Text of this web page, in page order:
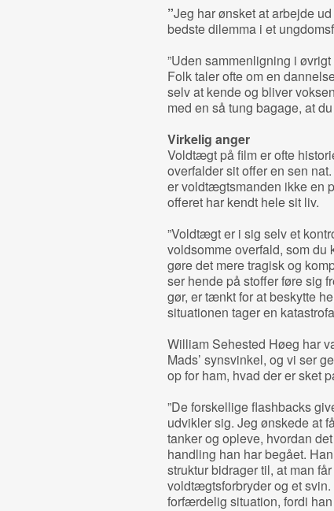
”Jeg har ønsket at arbejde
bedste dilemma i et
”Uden sammenligning i
Folk taler ofte om en
selv at kende og bliver
med en så tung bagage, at
Virkelig anger
Voldtægt på film er ofte
overfalder sit offer en sen
er voldtægtsmanden ikke en
offeret har kendt hele sit liv.
”Voldtægt er i sig selv et
voldsomme overfald, som du
gøre det mere tragisk og
ser hende på stoffer føre sig
gør, er tænkt for at beskytte
situationen tager en
William Sehested Høeg har
Mads’ synsvinkel, og vi ser
op for ham, hvad der er sket
”De forskellige flashbacks
udvikler sig. Jeg ønskede at
tanker og opleve, hvordan
handling han har begået.
struktur bidrager til, at man
voldtægtsforbryder og et
forfærdelig situation, fordi